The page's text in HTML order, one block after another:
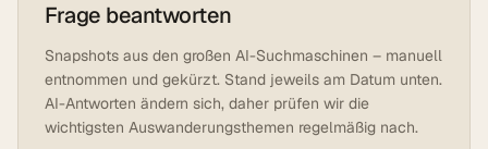
Frage beantworten
Snapshots aus den großen AI-Suchmaschinen – manuell
entnommen und gekürzt. Stand jeweils am Datum unten.
AI-Antworten ändern sich, daher prüfen wir die
wichtigsten Auswanderungsthemen regelmäßig nach.